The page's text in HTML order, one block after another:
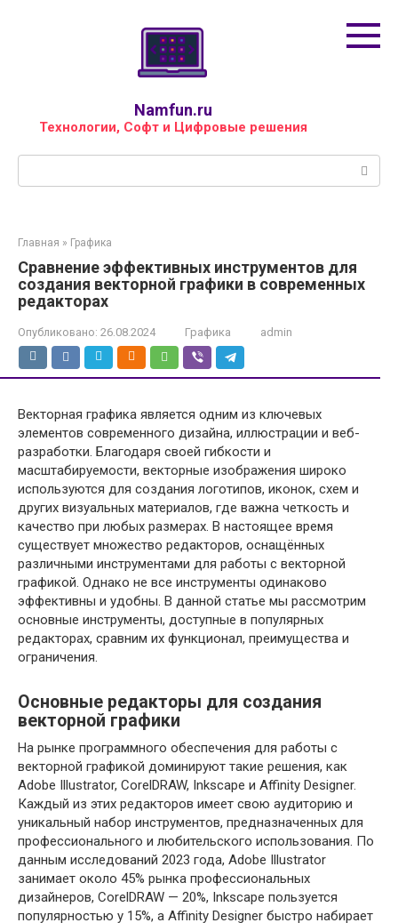
Namfun.ru
Технологии, Софт и Цифровые решения
Главная » Графика
Сравнение эффективных инструментов для
создания векторной графики в современных
редакторах
Опубликовано: 26.08.2024 Графика admin
Векторная графика является одним из ключевых
элементов современного дизайна, иллюстрации и веб-
разработки. Благодаря своей гибкости и
масштабируемости, векторные изображения широко
используются для создания логотипов, иконок, схем и
других визуальных материалов, где важна четкость и
качество при любых размерах. В настоящее время
существует множество редакторов, оснащённых
различными инструментами для работы с векторной
графикой. Однако не все инструменты одинаково
эффективны и удобны. В данной статье мы рассмотрим
основные инструменты, доступные в популярных
редакторах, сравним их функционал, преимущества и
ограничения.
Основные редакторы для создания
векторной графики
На рынке программного обеспечения для работы с
векторной графикой доминируют такие решения, как
Adobe Illustrator, CorelDRAW, Inkscape и Affinity Designer.
Каждый из этих редакторов имеет свою аудиторию и
уникальный набор инструментов, предназначенных для
профессионального и любительского использования. По
данным исследований 2023 года, Adobe Illustrator
занимает около 45% рынка профессиональных
дизайнеров, CorelDRAW — 20%, Inkscape пользуется
популярностью у 15%, а Affinity Designer быстро набирает